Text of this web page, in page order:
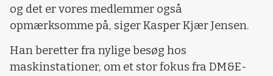
og det er vores medlemmer også
opmærksomme på, siger Kasper Kjær Jensen.
Han beretter fra nylige besøg hos
maskinstationer, om et stor fokus fra DM&E-